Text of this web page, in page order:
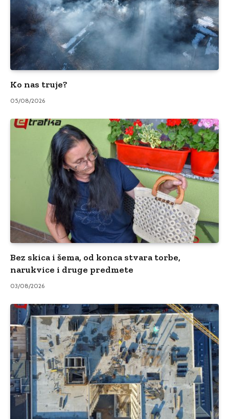
Ko nas truje?
05/08/2026
Bez skica i šema, od konca stvara torbe,
narukvice i druge predmete
03/08/2026